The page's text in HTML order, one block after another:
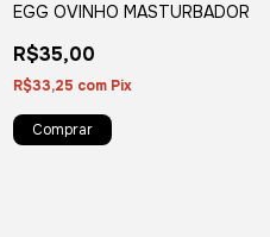
EGG OVINHO MASTURBADOR
R$35,00
R$33,25 com Pix